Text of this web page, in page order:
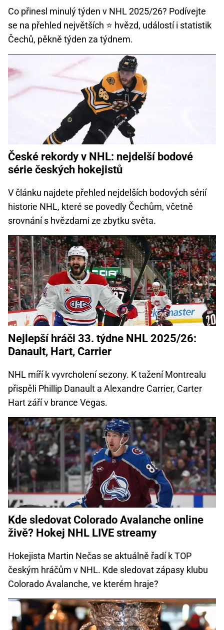
Co přinesl minulý týden v NHL 2025/26? Podívejte
se na přehled největších ⭐ hvězd, událostí i statistik
Čechů, pěkně týden za týdnem.
České rekordy v NHL: nejdelší bodové
série českých hokejistů
V článku najdete přehled nejdelších bodových sérií
historie NHL, které se povedly Čechům, včetně
srovnání s hvězdami ze zbytku světa.
Nejlepší hráči 33. týdne NHL 2025/26:
Danault, Hart, Carrier
NHL míří k vyvrcholení sezony. K tažení Montrealu
přispěli Phillip Danault a Alexandre Carrier, Carter
Hart září v brance Vegas.
Kde sledovat Colorado Avalanche online
živě? Hokej NHL LIVE streamy
Hokejista Martin Nečas se aktuálně řadí k TOP
českým hráčům v NHL. Kde sledovat zápasy klubu
Colorado Avalanche, ve kterém hraje?